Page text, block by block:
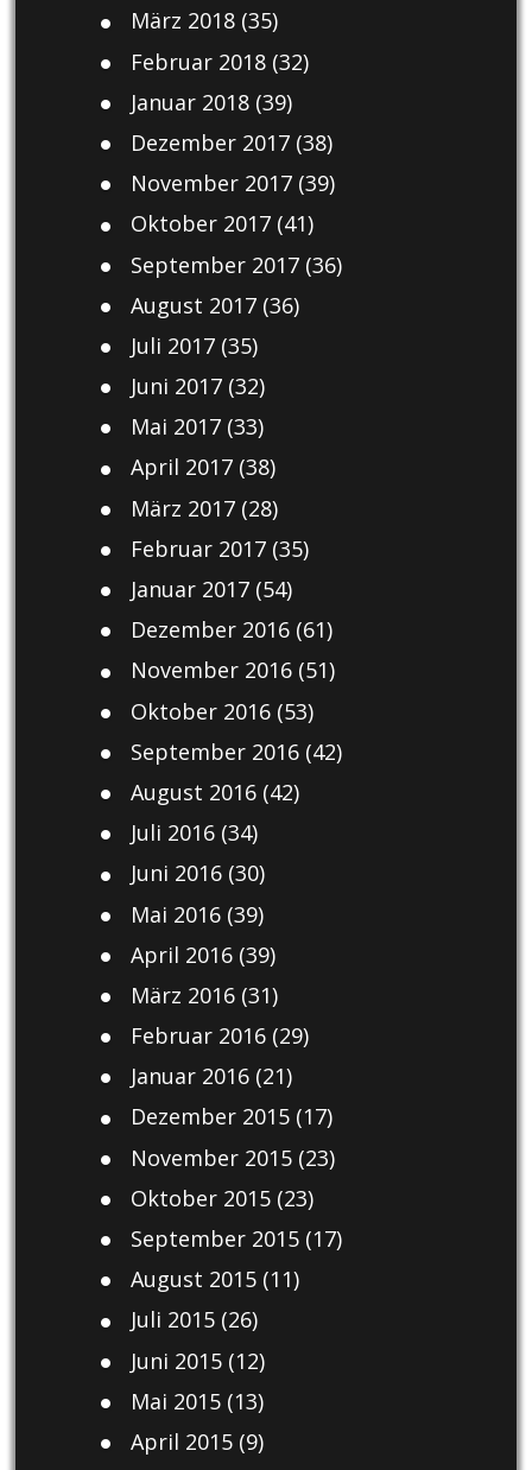
März 2018(35)
Februar 2018(32)
Januar 2018(39)
Dezember 2017(38)
November 2017(39)
Oktober 2017(41)
September 2017(36)
August 2017(36)
Juli 2017(35)
Juni 2017(32)
Mai 2017(33)
April 2017(38)
März 2017(28)
Februar 2017(35)
Januar 2017(54)
Dezember 2016(61)
November 2016(51)
Oktober 2016(53)
September 2016(42)
August 2016(42)
Juli 2016(34)
Juni 2016(30)
Mai 2016(39)
April 2016(39)
März 2016(31)
Februar 2016(29)
Januar 2016(21)
Dezember 2015(17)
November 2015(23)
Oktober 2015(23)
September 2015(17)
August 2015(11)
Juli 2015(26)
Juni 2015(12)
Mai 2015(13)
April 2015(9)